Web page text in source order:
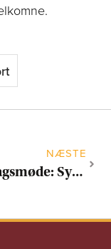
NÆSTE
Fredagsmøde: Syng med i sognegården!